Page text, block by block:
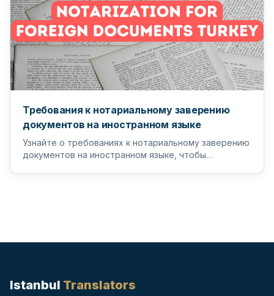
Требования к нотариальному заверению
документов на иностранном языке
Узнайте о требованиях к нотариальному заверению
документов на иностранном языке, чтобы
Istanbul Translators